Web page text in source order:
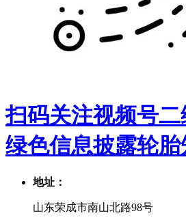
扫码关注视频号二
绿色信息披露轮胎
地址：
山东荣成市南山北路98号